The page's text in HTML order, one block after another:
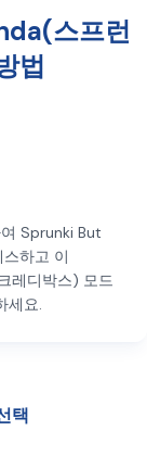
스프런
법
Sprunki But
하고 이
레디박스) 모드
세요.
택